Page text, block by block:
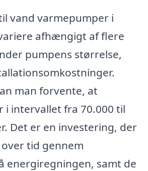
vand varmepumper i
afhængigt af flere
pumpens størrelse,
man forvente, at
i intervallet fra 70.000 til
Det er en investering, der
tid gennem
energiregningen, samt de